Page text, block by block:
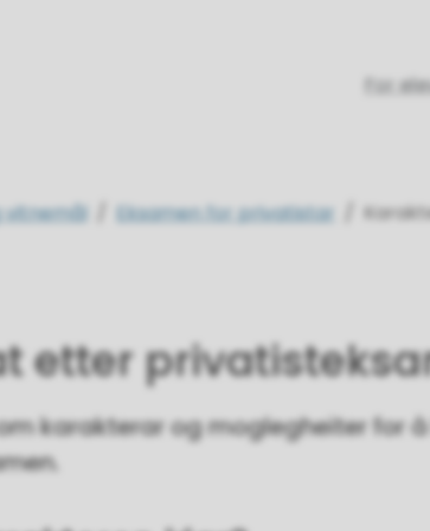
For
vitnemål Eksamen for privatistar
etter
karakterar og moglegheiter for